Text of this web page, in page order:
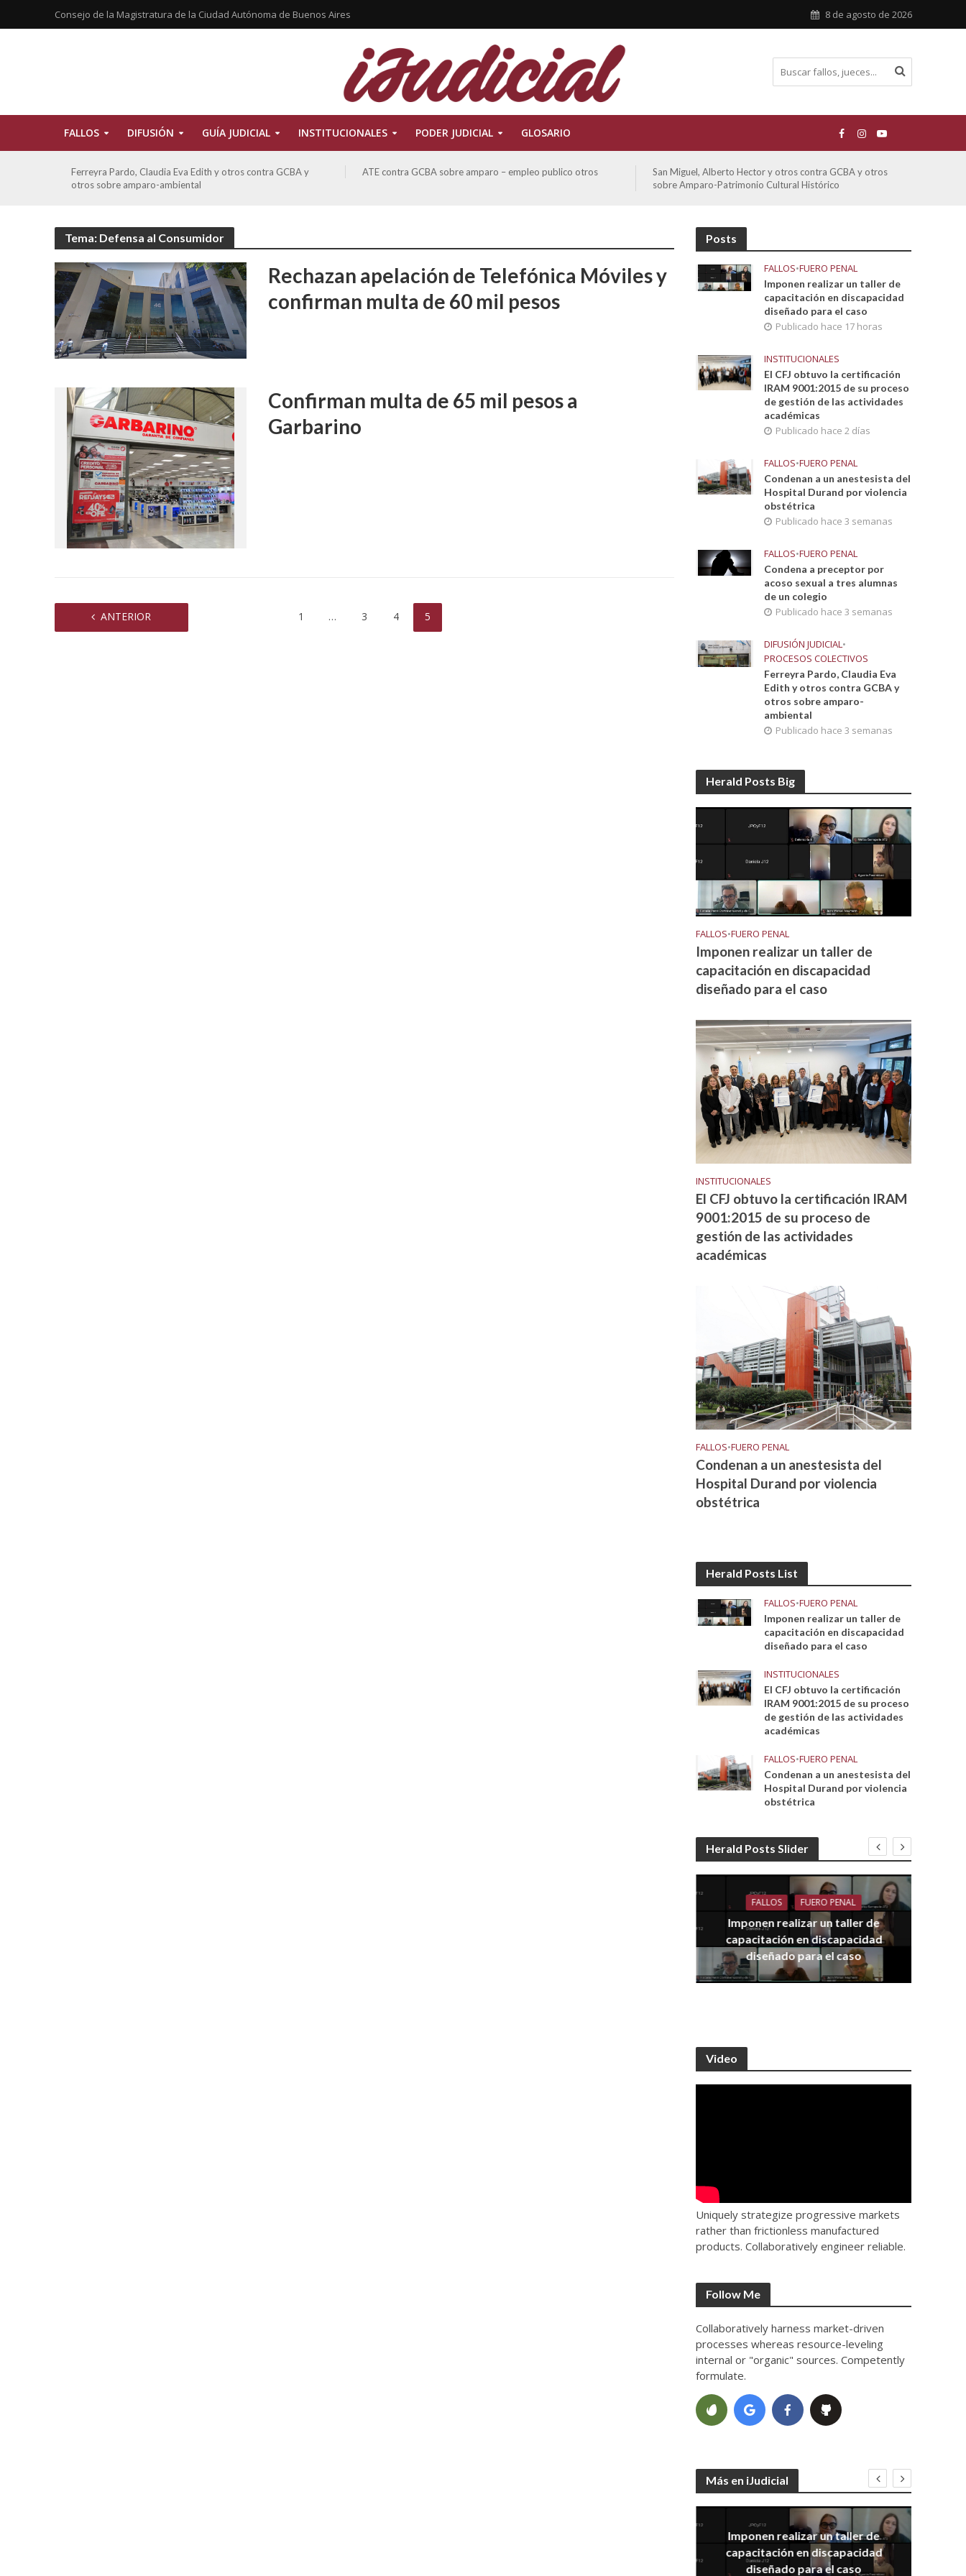
Consejo de la Magistratura de la Ciudad Autónoma de Buenos Aires 8 de agosto de 2026
FALLOS DIFUSIÓN GUÍA JUDICIAL INSTITUCIONALES PODER JUDICIAL GLOSARIO
Ferreyra Pardo, Claudia Eva Edith y otros contra GCBA y
otros sobre amparo-ambiental
ATE contra GCBA sobre amparo – empleo publico otros
San Miguel, Alberto Hector y otros contra GCBA y otros
sobre Amparo-Patrimonio Cultural Histórico
Tema: Defensa al Consumidor
Rechazan apelación de Telefónica Móviles y
confirman multa de 60 mil pesos
Confirman multa de 65 mil pesos a
Garbarino
ANTERIOR 1 … 3 4 5
Posts
FALLOS•FUERO PENAL
Imponen realizar un taller de
capacitación en discapacidad
diseñado para el caso
Publicado hace 17 horas
INSTITUCIONALES
El CFJ obtuvo la certificación
IRAM 9001:2015 de su proceso
de gestión de las actividades
académicas
Publicado hace 2 días
FALLOS•FUERO PENAL
Condenan a un anestesista del
Hospital Durand por violencia
obstétrica
Publicado hace 3 semanas
FALLOS•FUERO PENAL
Condena a preceptor por
acoso sexual a tres alumnas
de un colegio
Publicado hace 3 semanas
DIFUSIÓN JUDICIAL•
PROCESOS COLECTIVOS
Ferreyra Pardo, Claudia Eva
Edith y otros contra GCBA y
otros sobre amparo-
ambiental
Publicado hace 3 semanas
Herald Posts Big
FALLOS•FUERO PENAL
Imponen realizar un taller de
capacitación en discapacidad
diseñado para el caso
INSTITUCIONALES
El CFJ obtuvo la certificación IRAM
9001:2015 de su proceso de
gestión de las actividades
académicas
FALLOS•FUERO PENAL
Condenan a un anestesista del
Hospital Durand por violencia
obstétrica
Herald Posts List
FALLOS•FUERO PENAL
Imponen realizar un taller de
capacitación en discapacidad
diseñado para el caso
INSTITUCIONALES
El CFJ obtuvo la certificación
IRAM 9001:2015 de su proceso
de gestión de las actividades
académicas
FALLOS•FUERO PENAL
Condenan a un anestesista del
Hospital Durand por violencia
obstétrica
Herald Posts Slider
FALLOS FUERO PENAL
Imponen realizar un taller de
capacitación en discapacidad
diseñado para el caso
Video
Uniquely strategize progressive markets
rather than frictionless manufactured
products. Collaboratively engineer reliable.
Follow Me
Collaboratively harness market-driven
processes whereas resource-leveling
internal or "organic" sources. Competently
formulate.
Más en iJudicial
Imponen realizar un taller de
capacitación en discapacidad
diseñado para el caso